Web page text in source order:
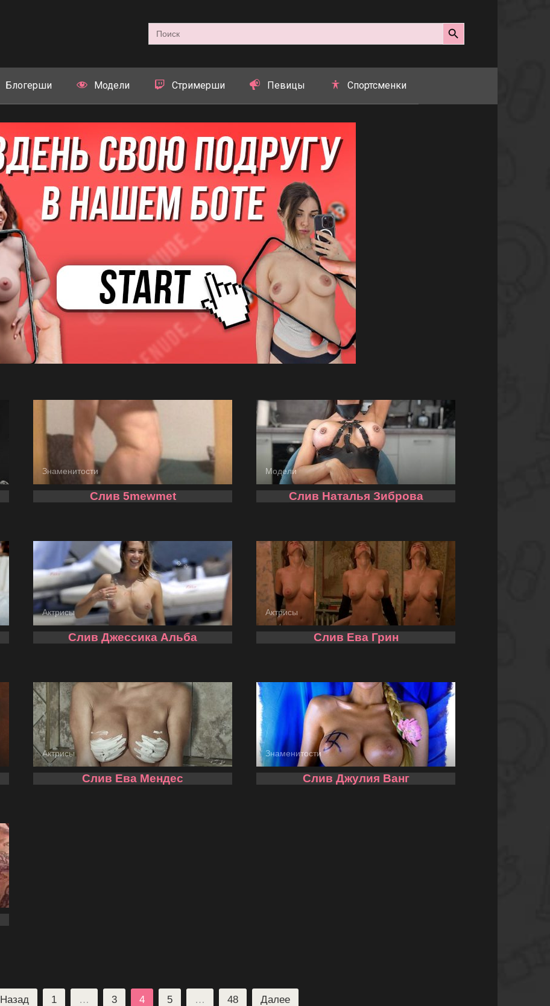
Search
for:
Search Button
Блогерши Модели Стримерши Певицы Спортсменки
Знаменитости
Слив 5mewmet
Модели
Слив Наталья Зиброва
Актрисы
Слив Джессика Альба
Актрисы
Слив Ева Грин
Актрисы
Слив Ева Мендес
Знаменитости
Слив Джулия Ванг
Назад 1 … 3 4 5 … 48 Далее